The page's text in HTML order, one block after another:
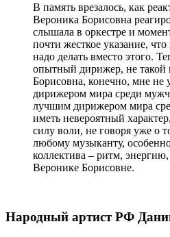
В память врезалось, как
Вероника Борисовна
слышала в оркестре и
почти жесткое указание,
надо делать вместо этого.
опытный дирижер, не такой
Борисовна, конечно, мне не
дирижером мира среди
лучшим дирижером мира
иметь невероятный
силу воли, не говоря уже о
любому музыканту,
коллектива – ритм,
Веронике Борисовне.
Народный артист РФ